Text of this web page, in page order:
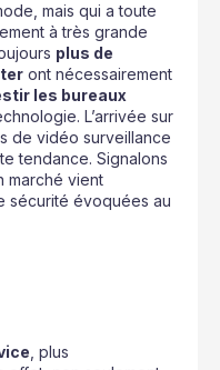
mais qui a toute
à très grande
plus de
ont nécessairement
les bureaux
L’arrivée sur
de vidéo surveillance
tendance. Signalons
marché vient
sécurité évoquées au
, plus